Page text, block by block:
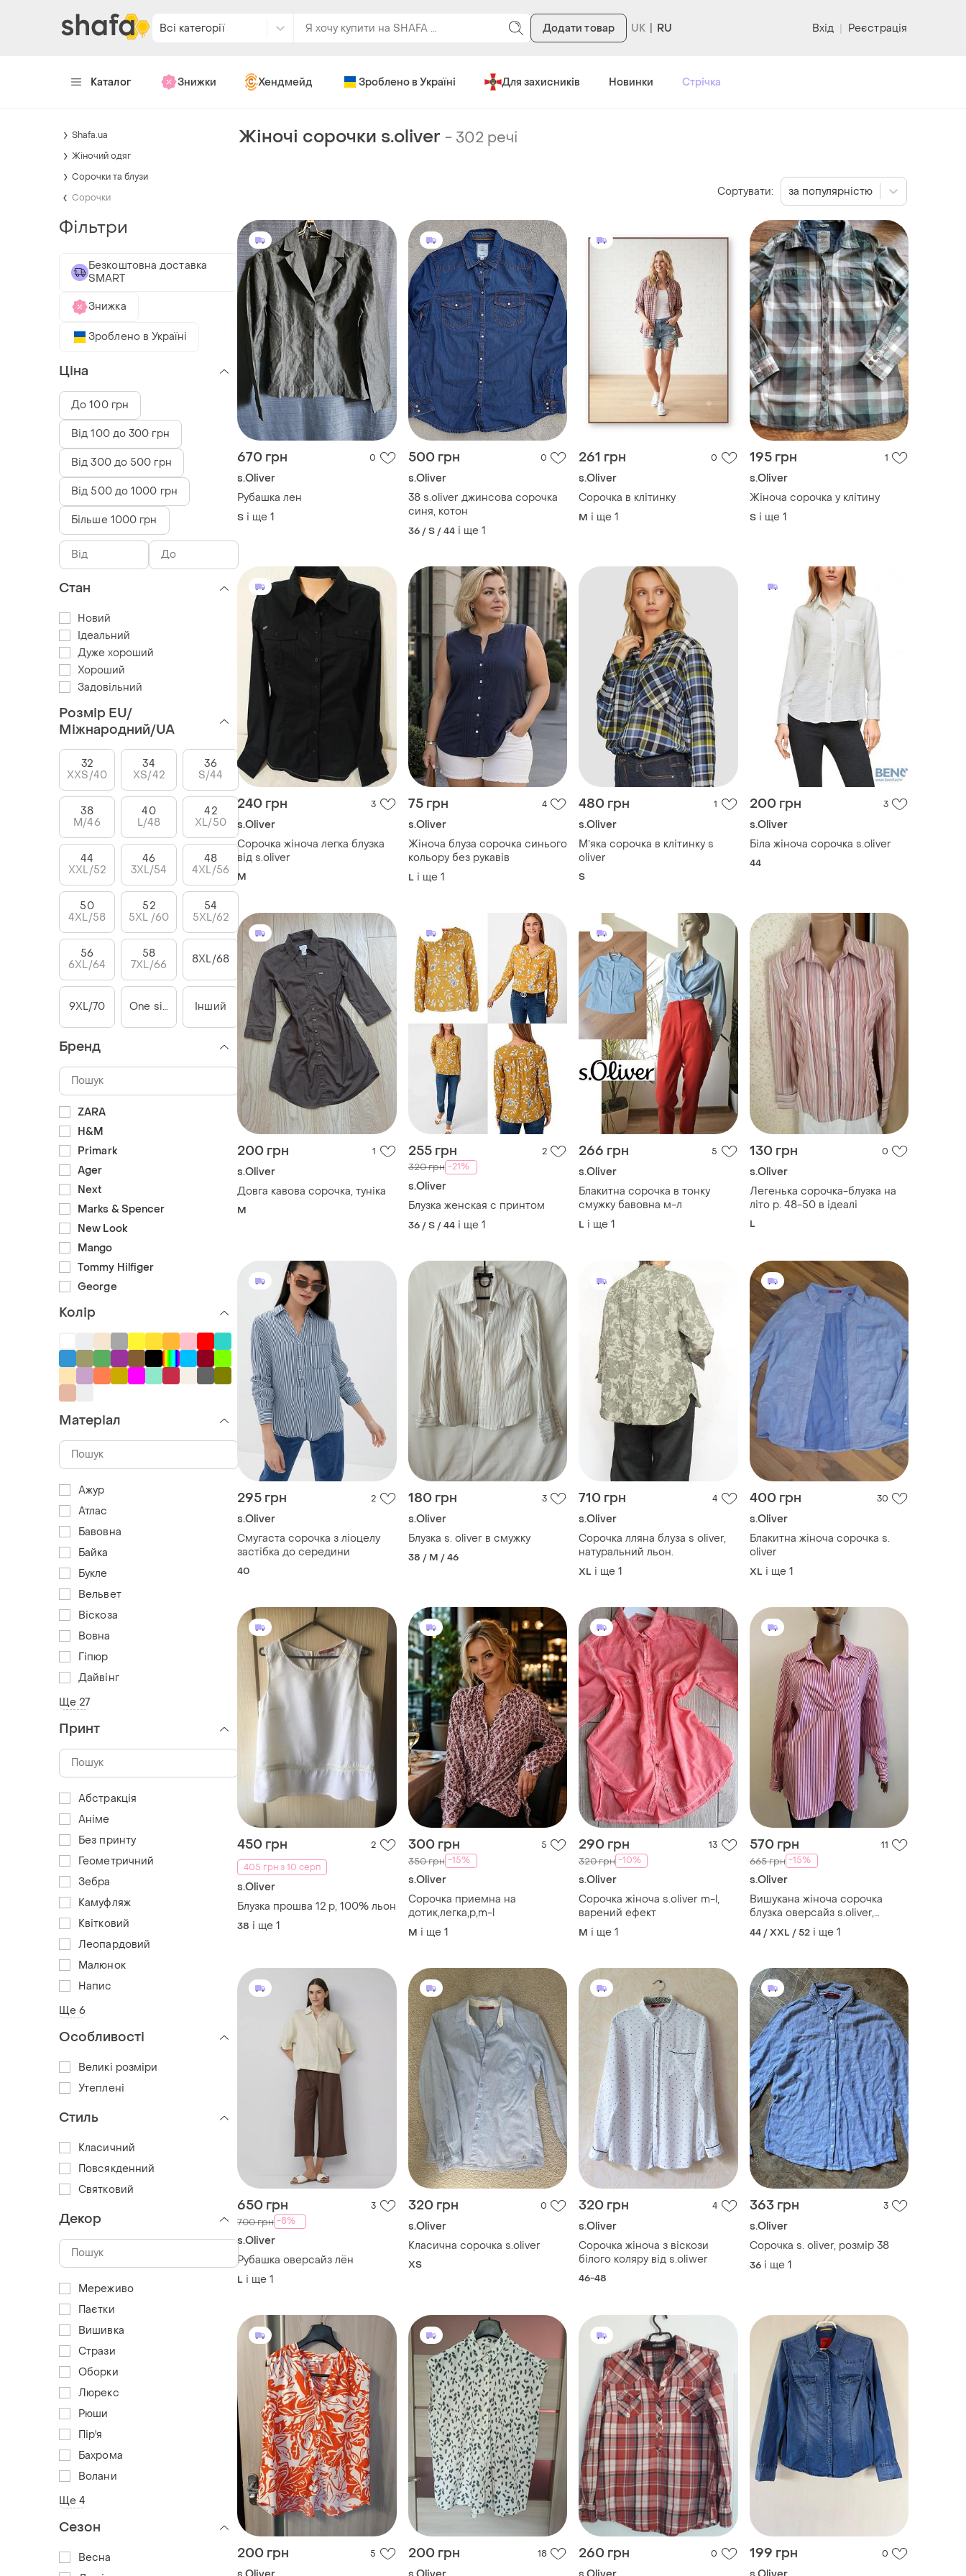
Всі категорії Додати товар RU Вхід | Реєстрація
Каталог Знижки Хендмейд Зроблено в Україні Для захисників Новинки Стрічка
Жіночі сорочки s.oliver - 302 речі
670 грн 0
s.Oliver
Рубашка лен
S і ще 1
500 грн 0
s.Oliver
38 s.oliver джинсова сорочка
синя, котон
36 / S / 44 і ще 1
261 грн 0
s.Oliver
Сорочка в клітинку
M і ще 1
195 грн 1
s.Oliver
Жіноча сорочка у клітину
S і ще 1
240 грн 3
s.Oliver
Сорочка жіноча легка блузка
від s.oliver
M
75 грн 4
s.Oliver
Жіноча блуза сорочка синього
кольору без рукавів
L і ще 1
480 грн 1
s.Oliver
Мʼяка сорочка в клітинку s
oliver
S
200 грн 3
s.Oliver
Біла жіноча сорочка s.oliver
44
200 грн 1
s.Oliver
Довга кавова сорочка, туніка
M
255 грн 2
320 грн -21%
s.Oliver
Блузка женская с принтом
36 / S / 44 і ще 1
266 грн 5
s.Oliver
Блакитна сорочка в тонку
смужку бавовна м-л
L і ще 1
130 грн 0
s.Oliver
Легенька сорочка-блузка на
літо р. 48-50 в ідеалі
L
295 грн 2
s.Oliver
Смугаста сорочка з ліоцелу
застібка до середини
40
180 грн 3
s.Oliver
Блузка s. oliver в смужку
38 / M / 46
710 грн 4
s.Oliver
Сорочка лляна блуза s oliver,
натуральний льон.
XL і ще 1
400 грн 30
s.Oliver
Блакитна жіноча сорочка s.
oliver
XL і ще 1
450 грн
2
405 грн з 10 серп
s.Oliver
Блузка прошва 12 р, 100% льон
38 і ще 1
300 грн 5
350 грн -15%
s.Oliver
Сорочка приемна на
дотик,легка,р,m-l
M і ще 1
290 грн 13
320 грн -10%
s.Oliver
Сорочка жіноча s.oliver m-l,
варений ефект
M і ще 1
570 грн 11
665 грн -15%
s.Oliver
Вишукана жіноча сорочка
блузка оверсайз s.oliver,
р.xl/2xl
44 / XXL / 52 і ще 1
650 грн 3
700 грн -8%
s.Oliver
Рубашка оверсайз лён
L і ще 1
320 грн 0
s.Oliver
Класична сорочка s.oliver
ХS
320 грн 4
s.Oliver
Сорочка жіноча з віскози
білого коляру від s.oliwer
46-48
363 грн 3
s.Oliver
Сорочка s. oliver, розмір 38
36 і ще 1
200 грн 5 200 грн 18 260 грн 0 199 грн 0
Сортувати: за популярністю
Shafa.ua
Жіночий одяг
Сорочки та блузи
Сорочки
Фільтри
Безкоштовна доставка
SMART
Знижка
Зроблено в Україні
Ціна
До 100 грн
Від 100 до 300 грн
Від 300 до 500 грн
Від 500 до 1000 грн
Більше 1000 грн
Стан
Новий
Ідеальний
Дуже хороший
Хороший
Задовільний
Розмір EU/
Міжнародний/UA
32
XXS/40
34
XS/42
36
S/44
38
M/46
40
L/48
42
XL/50
44
XXL/52
46
3XL/54
48
4XL/56
50
4XL/58
52
5XL /60
54
5XL/62
56
6XL/64
58
7XL/66
8XL/68
9XL/70 One size Інший
Бренд
ZARA
H&M
Primark
Ager
Next
Marks & Spencer
New Look
Mango
Tommy Hilfiger
George
Колір
Матеріал
Ажур
Атлас
Бавовна
Байка
Букле
Вельвет
Віскоза
Вовна
Гіпюр
Дайвінг
Ще 27
Принт
Абстракція
Аніме
Без принту
Геометричний
Зебра
Камуфляж
Квітковий
Леопардовий
Малюнок
Напис
Ще 6
Особливості
Великі розміри
Утеплені
Стиль
Класичний
Повсякденний
Святковий
Декор
Мереживо
Паєтки
Вишивка
Стрази
Оборки
Люрекс
Рюши
Пір'я
Бахрома
Волани
Ще 4
Сезон
Весна